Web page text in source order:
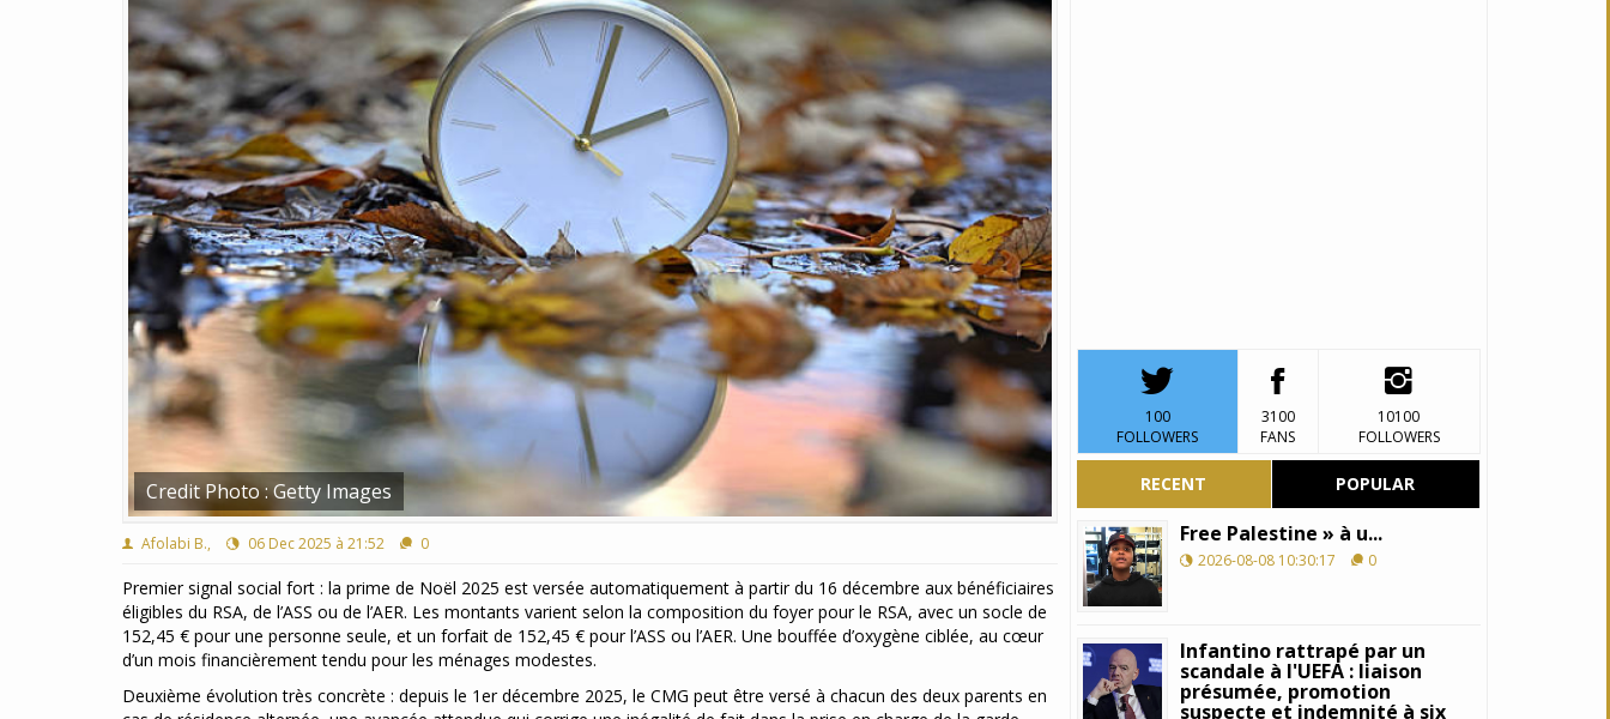
Credit Photo : Getty Images
Afolabi B., 06 Dec 2025 à 21:52 0
Premier signal social fort : la prime de Noël 2025 est versée automatiquement à partir du 16 décembre aux bénéficiaires
éligibles du RSA, de l’ASS ou de l’AER. Les montants varient selon la composition du foyer pour le RSA, avec un socle de
152,45 € pour une personne seule, et un forfait de 152,45 € pour l’ASS ou l’AER. Une bouffée d’oxygène ciblée, au cœur
d’un mois financièrement tendu pour les ménages modestes.
Deuxième évolution très concrète : depuis le 1er décembre 2025, le CMG peut être versé à chacun des deux parents en
100
FOLLOWERS
3100
FANS
10100
FOLLOWERS
RECENT POPULAR
Free Palestine » à u...
2026-08-08 10:30:17 0
Infantino rattrapé par un
scandale à l'UEFA : liaison
présumée, promotion
suspecte et indemnité à six